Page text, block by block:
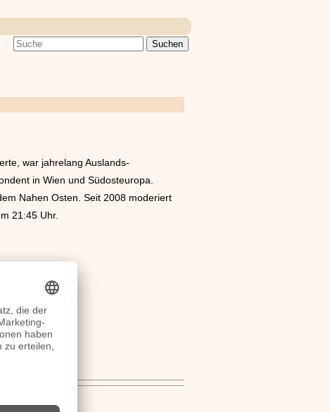
war jahrelang Auslands-
in Wien und Südosteuropa.
Nahen Osten. Seit 2008 moderiert
21:45 Uhr.